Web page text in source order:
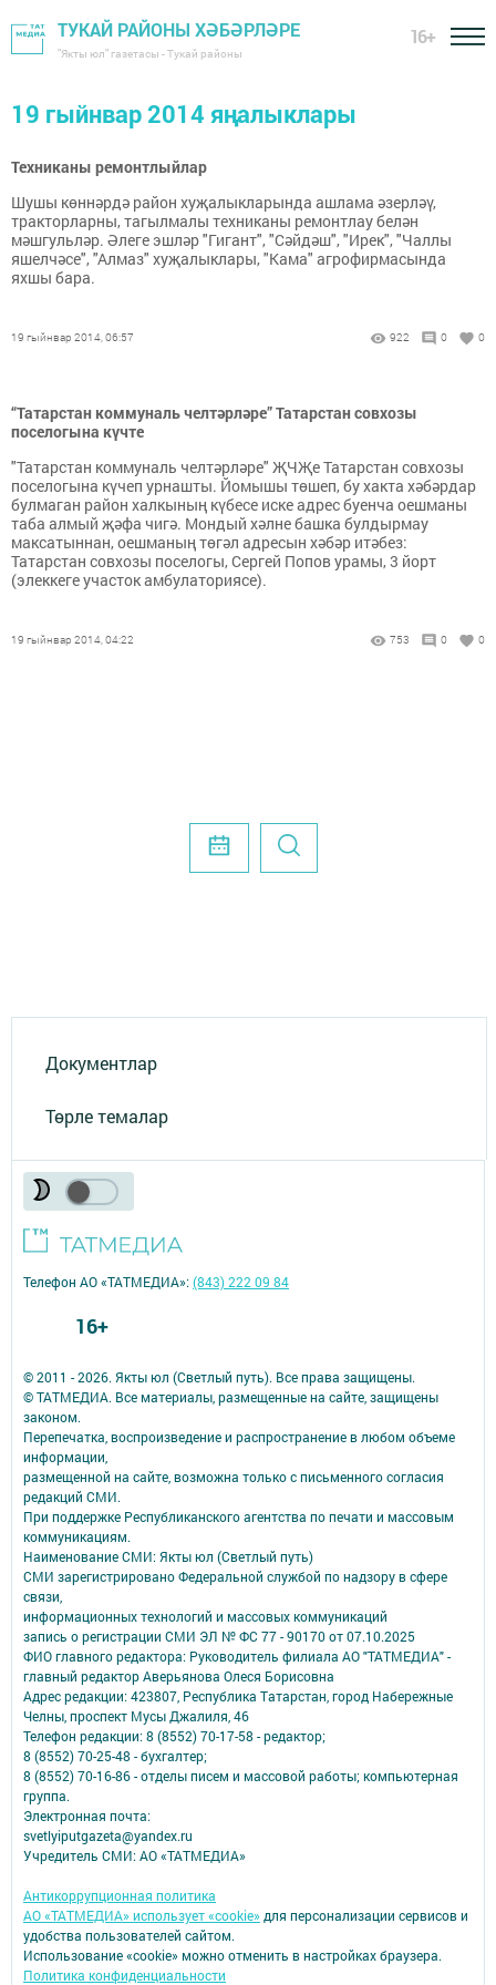
ТУКАЙ РАЙОНЫ ХӘБӘРЛӘРЕ
"Якты юл" газетасы - Тукай районы
16+
19 гыйнвар 2014 яңалыклары
Техниканы ремонтлыйлар
Шушы көннәрдә район хуҗалыкларында ашлама әзерләү,
тракторларны, тагылмалы техниканы ремонтлау белән
мәшгульләр. Әлеге эшләр "Гигант", "Сәйдәш", "Ирек", "Чаллы
яшелчәсе", "Алмаз" хуҗалыклары, "Кама" агрофирмасында
яхшы бара.
19 гыйнвар 2014, 06:57 922 0 0
“Татарстан коммуналь челтәрләре” Татарстан совхозы
поселогына күчте
"Татарстан коммуналь челтәрләре" ҖЧҖе Татарстан совхозы
поселогына күчеп урнашты. Йомышы төшеп, бу хакта хәбәрдар
булмаган район халкының күбесе иске адрес буенча оешманы
таба алмый җәфа чигә. Мондый хәлне башка булдырмау
максатыннан, оешманың төгәл адресын хәбәр итәбез:
Татарстан совхозы поселогы, Сергей Попов урамы, 3 йорт
(элеккеге участок амбулаториясе).
19 гыйнвар 2014, 04:22 753 0 0
Документлар
Төрле темалар
© 2011 - 2026. Якты юл (Светлый путь). Все права защищены.
© ТАТМЕДИА. Все материалы, размещенные на сайте, защищены
законом.
Перепечатка, воспроизведение и распространение в любом объеме
информации,
размещенной на сайте, возможна только с письменного согласия
редакций СМИ.
При поддержке Республиканского агентства по печати и массовым
коммуникациям.
Наименование СМИ: Якты юл (Светлый путь)
СМИ зарегистрировано Федеральной службой по надзору в сфере
связи,
информационных технологий и массовых коммуникаций
запись о регистрации СМИ ЭЛ № ФС 77 - 90170 от 07.10.2025
ФИО главного редактора: Руководитель филиала АО "ТАТМЕДИА" -
главный редактор Аверьянова Олеся Борисовна
Адрес редакции: 423807, Республика Татарстан, город Набережные
Челны, проспект Мусы Джалиля, 46
Телефон редакции: 8 (8552) 70-17-58 - редактор;
8 (8552) 70-25-48 - бухгалтер;
8 (8552) 70-16-86 - отделы писем и массовой работы; компьютерная
группа.
Электронная почта:
svetlyiputgazeta@yandex.ru
Учредитель СМИ: АО «ТАТМЕДИА»
Антикоррупционная политика
АО «ТАТМЕДИА» использует «cookie»для персонализации сервисов и
удобства пользователей сайтом.
Использование «cookie» можно отменить в настройках браузера.
Политика конфиденциальности
Телефон АО «ТАТМЕДИА»:(843) 222 09 84
16+